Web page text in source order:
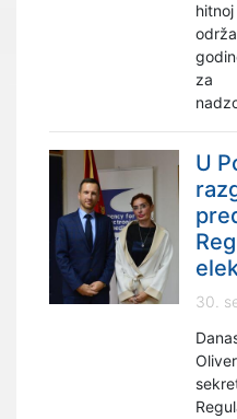
za
U
30.